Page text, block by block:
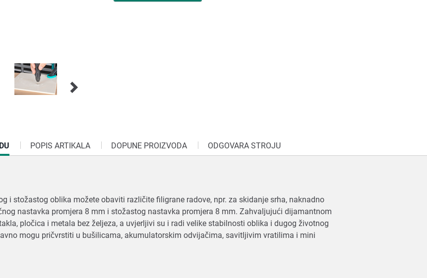
POPIS ARTIKALA DOPUNE PROIZVODA ODGOVARA STROJU
stožastog oblika možete obaviti različite filigrane radove, npr. za skidanje srha, naknadno
nastavka promjera 8 mm i stožastog nastavka promjera 8 mm. Zahvaljujući dijamantnom
pločica i metala bez željeza, a uvjerljivi su i radi velike stabilnosti oblika i dugog životnog
mogu pričvrstiti u bušilicama, akumulatorskim odvijačima, savitljivim vratilima i mini